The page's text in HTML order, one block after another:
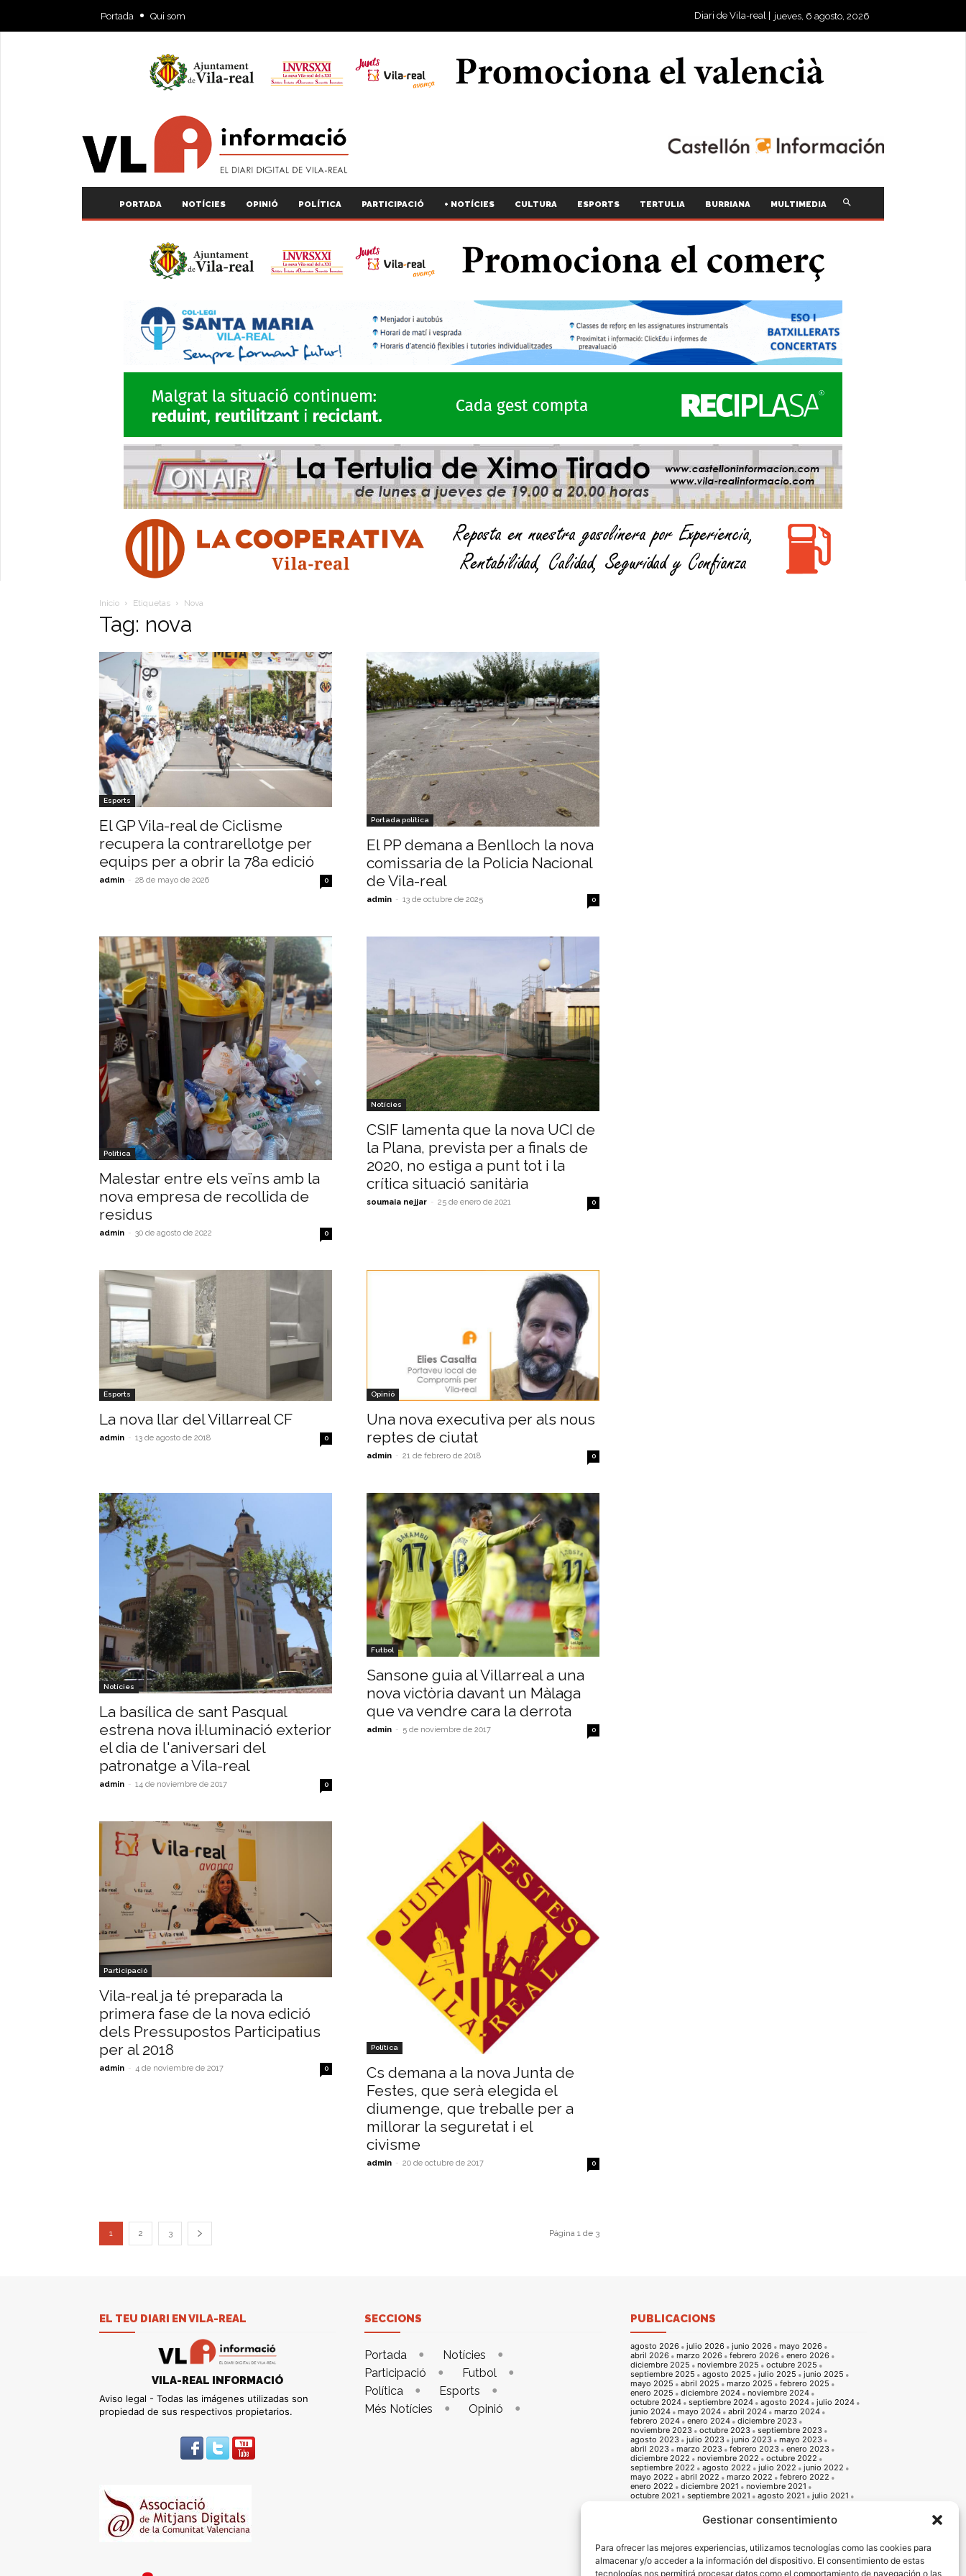
Gestionar consentimiento
Para ofrecer las mejores experiencias, utilizamos tecnologías como las cookies para
almacenar y/o acceder a la información del dispositivo. El consentimiento de estas
tecnologías nos permitirá procesar datos como el comportamiento de navegación o las
Portada Qui som Diari de Vila-real | jueves, 6 agosto, 2026
PORTADA NOTÍCIES OPINIÓ POLÍTICA PARTICIPACIÓ + NOTÍCIES CULTURA ESPORTS TERTULIA BURRIANA MULTIMEDIA
Inicio Etiquetas Nova
Tag: nova
Esports
El GP Vila-real de Ciclisme
recupera la contrarellotge per
equips per a obrir la 78a edició
admin - 28 de mayo de 2026 0
Portada política
El PP demana a Benlloch la nova
comissaria de la Policia Nacional
de Vila-real
admin - 13 de octubre de 2025 0
Política
Malestar entre els veïns amb la
nova empresa de recollida de
residus
admin - 30 de agosto de 2022 0
Notícies
CSIF lamenta que la nova UCI de
la Plana, prevista per a finals de
2020, no estiga a punt tot i la
crítica situació sanitària
soumaia nejjar - 25 de enero de 2021 0
Esports
La nova llar del Villarreal CF
admin - 13 de agosto de 2018 0
Opinió
Una nova executiva per als nous
reptes de ciutat
admin - 21 de febrero de 2018 0
Notícies
La basílica de sant Pasqual
estrena nova il·luminació exterior
el dia de l'aniversari del
patronatge a Vila-real
admin - 14 de noviembre de 2017 0
Futbol
Sansone guia al Villarreal a una
nova victòria davant un Màlaga
que va vendre cara la derrota
admin - 5 de noviembre de 2017 0
Participació
Vila-real ja té preparada la
primera fase de la nova edició
dels Pressupostos Participatius
per al 2018
admin - 4 de noviembre de 2017 0
Política
Cs demana a la nova Junta de
Festes, que serà elegida el
diumenge, que treballe per a
millorar la seguretat i el
civisme
admin - 20 de octubre de 2017 0
1 2 3 Página 1 de 3
EL TEU DIARI EN VILA-REAL
VILA-REAL INFORMACIÓ
Aviso legal - Todas las imágenes utilizadas son
propiedad de sus respectivos propietarios.
SECCIONS
Portada
Notícies
Participació
Futbol
Política
Esports
Més Notícies
Opinió
PUBLICACIONS
agosto 2026 julio 2026 junio 2026
mayo 2026
abril 2026
marzo 2026 febrero 2026
enero 2026
diciembre 2025
noviembre 2025
octubre 2025
septiembre 2025
agosto 2025 julio 2025
junio 2025
mayo 2025
abril 2025 marzo 2025
febrero 2025
enero 2025
diciembre 2024
noviembre 2024
octubre 2024
septiembre 2024 agosto 2024
julio 2024
junio 2024
mayo 2024 abril 2024
marzo 2024
febrero 2024
enero 2024
diciembre 2023
noviembre 2023
octubre 2023
septiembre 2023
agosto 2023
julio 2023 junio 2023
mayo 2023
abril 2023
marzo 2023 febrero 2023
enero 2023
diciembre 2022
noviembre 2022
octubre 2022
septiembre 2022
agosto 2022 julio 2022
junio 2022
mayo 2022
abril 2022 marzo 2022
febrero 2022
enero 2022
diciembre 2021
noviembre 2021
octubre 2021
septiembre 2021 agosto 2021
julio 2021
enero 2021
octubre 2020
septiembre 2020
abril 2020
marzo 2020 febrero 2020
enero 2020
diciembre 2019
noviembre 2019
octubre 2019
septiembre 2019
agosto 2019 julio 2019
junio 2019
mayo 2019
abril 2019 marzo 2019
febrero 2019